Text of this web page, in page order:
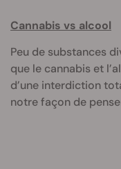
Cannabis vs alcool
Peu de substances
que le cannabis et
d’une interdiction
notre façon de